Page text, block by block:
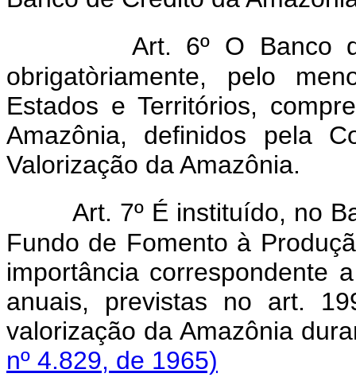
Art. 6º O Banco
obrigatòriamente, pelo
Estados e Territórios,
Amazônia, definidos pela
Valorização da Amazônia.
Art. 7º É instituído, no
Fundo de Fomento à
importância correspondente
anuais, previstas no art.
valorização da Amazônia
nº 4.829, de 1965)